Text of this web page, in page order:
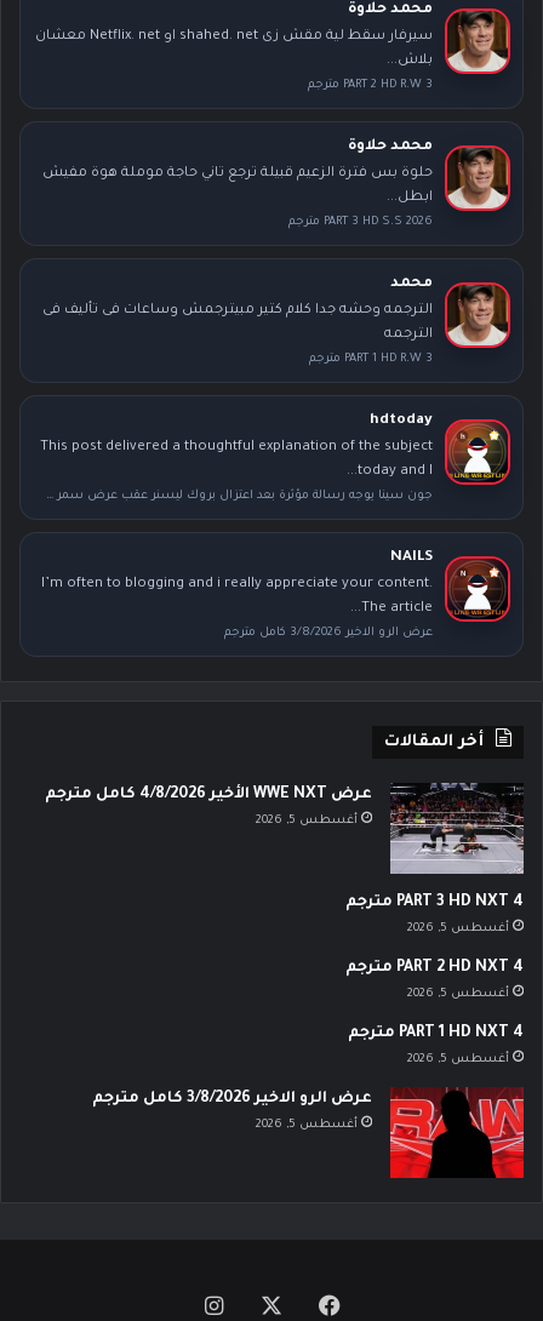
محمد حلاوة
سيرفار سقط لية مقش زى shahed. net او Netflix. net معشان
بلاش...
PART 2 HD R.W 3 مترجم
محمد حلاوة
حلوة بس فترة الزعيم قبيلة ترجع تاني حاجة موملة هوة مفيش
ابطل...
PART 3 HD S.S 2026 مترجم
محمد
الترجمه وحشه جدا كلام كتير مبيترجمش وساعات فى تأليف فى
الترجمه
PART 1 HD R.W 3 مترجم
hdtoday
This post delivered a thoughtful explanation of the subject
today and I...
جون سينا يوجه رسالة مؤثرة بعد اعتزال بروك ليسنر عقب عرض سمر سلام
NAILS
I’m often to blogging and i really appreciate your content.
The article...
عرض الرو الاخير 3/8/2026 كامل مترجم
أخر المقالات
عرض WWE NXT الأخير 4/8/2026 كامل مترجم
أغسطس 5, 2026
PART 3 HD NXT 4 مترجم
أغسطس 5, 2026
PART 2 HD NXT 4 مترجم
أغسطس 5, 2026
PART 1 HD NXT 4 مترجم
أغسطس 5, 2026
عرض الرو الاخير 3/8/2026 كامل مترجم
أغسطس 5, 2026
فيسبوك